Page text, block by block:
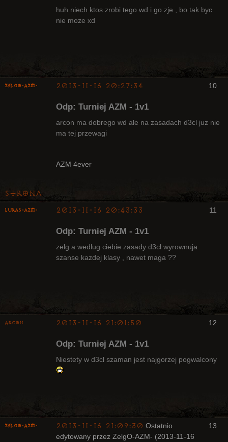
huh niech ktos zrobi tego wd i go zje , bo tak byc
nie moze xd
10
ZelgO-AZM- 2013-11-16 20:27:34
Odp: Turniej AZM - 1v1
arcon ma dobrego wd ale na zasadach d3cl juz nie
ma tej przewagi
AZM 4ever
Strona
11
lukas-azm- 2013-11-16 20:43:33
Odp: Turniej AZM - 1v1
zelg a wedlug ciebie zasady d3cl wyrownuja
szanse kazdej klasy , nawet maga ??
12
Arcon 2013-11-16 21:01:50
Odp: Turniej AZM - 1v1
Niestety w d3cl szaman jest najgorzej pogwalcony
13
ZelgO-AZM- 2013-11-16 21:09:30 Ostatnio
edytowany przez ZelgO-AZM- (2013-11-16